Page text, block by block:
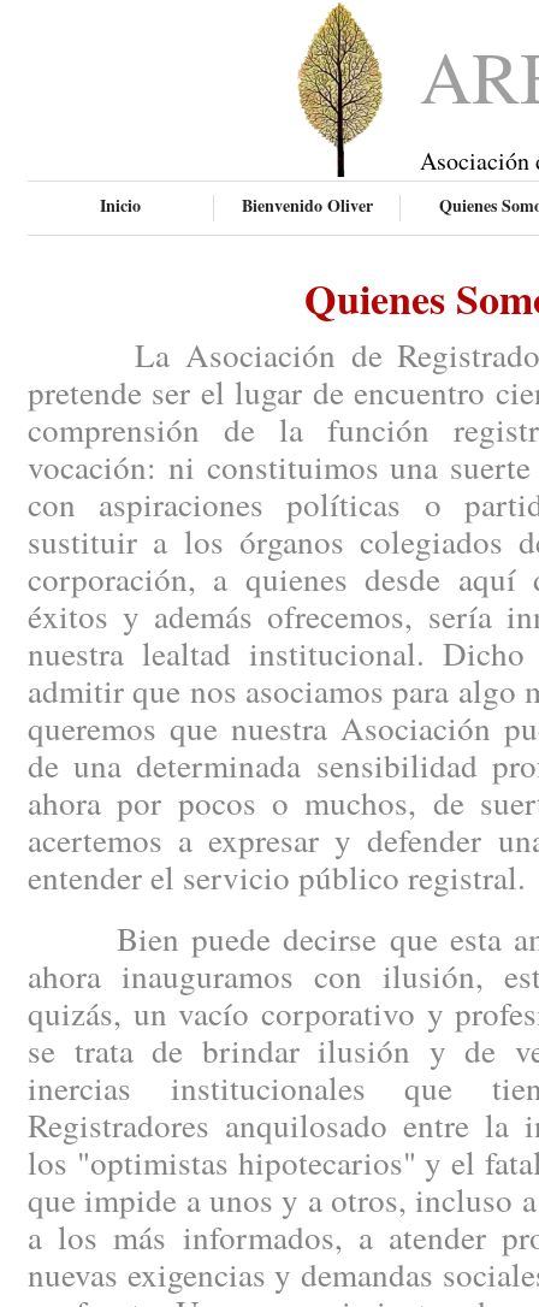
Asociación
Inicio Bienvenido Oliver Quienes
Quienes
La Asociación de
pretende ser el lugar de encuentro
comprensión de la función
vocación: ni constituimos una
con aspiraciones políticas o
sustituir a los órganos colegiados
corporación, a quienes desde aquí
éxitos y además ofrecemos, sería
nuestra lealtad institucional.
admitir que nos asociamos para algo
queremos que nuestra Asociación
de una determinada sensibilidad
ahora por pocos o muchos, de
acertemos a expresar y defender
entender el servicio público registral.
Bien puede decirse que esta
ahora inauguramos con ilusión,
quizás, un vacío corporativo y
se trata de brindar ilusión y de
inercias institucionales que
Registradores anquilosado entre la
los "optimistas hipotecarios" y el
que impide a unos y a otros, incluso
a los más informados, a atender
nuevas exigencias y demandas